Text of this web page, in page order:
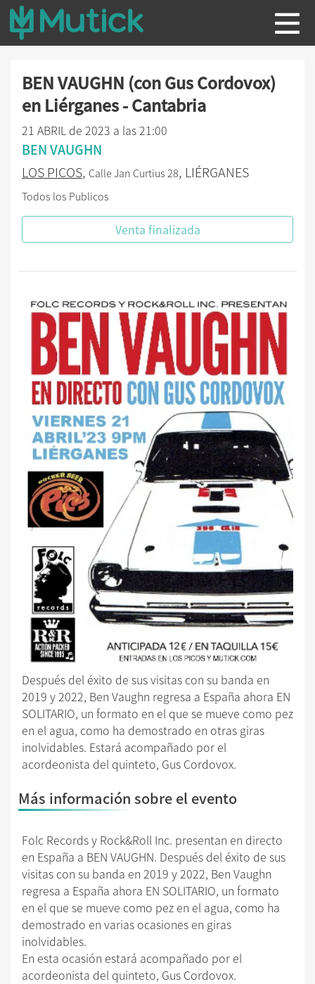
BEN VAUGHN (con Gus Cordovox)
en Liérganes - Cantabria
21 ABRIL de 2023 a las 21:00
BEN VAUGHN
LOS PICOS, Calle Jan Curtius 28, LIÉRGANES
Todos los Publicos
Venta finalizada
Después del éxito de sus visitas con su banda en
2019 y 2022, Ben Vaughn regresa a España ahora EN
SOLITARIO, un formato en el que se mueve como pez
en el agua, como ha demostrado en otras giras
inolvidables. Estará acompañado por el
acordeonista del quinteto, Gus Cordovox.
Más información sobre el evento
Folc Records y Rock&Roll Inc. presentan en directo
en España a BEN VAUGHN. Después del éxito de sus
visitas con su banda en 2019 y 2022, Ben Vaughn
regresa a España ahora EN SOLITARIO, un formato
en el que se mueve como pez en el agua, como ha
demostrado en varias ocasiones en giras
inolvidables.
En esta ocasión estará acompañado por el
acordeonista del quinteto, Gus Cordovox.